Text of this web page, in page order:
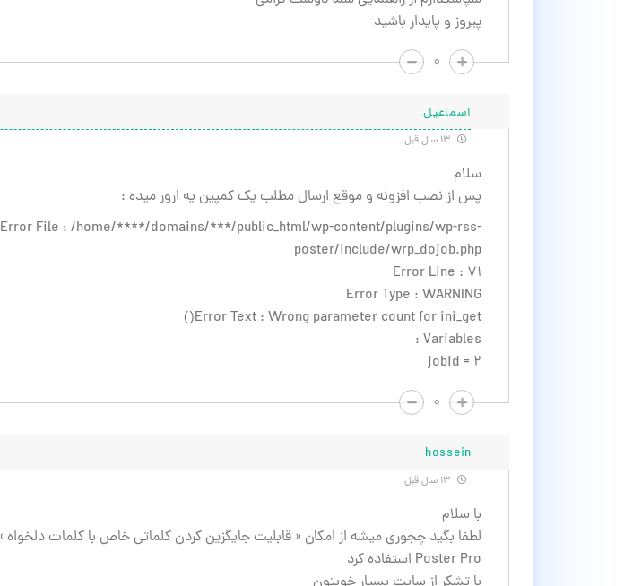
پیروز و پایدار باشید
۰
اسماعیل
سلام
پس از نصب افزونه و موقع ارسال مطلب یک کمپین یه ارور میده :
Error File : /home/****/domains/***/public_html/wp-content/plugins/wp-rss-
poster/include/wrp_dojob.php
Error Line : 71
Error Type : WARNING
Error Text : Wrong parameter count for ini_get()
Variables :
jobid = 2
۰
hossein
با سلام
Poster Pro استفاده کرد